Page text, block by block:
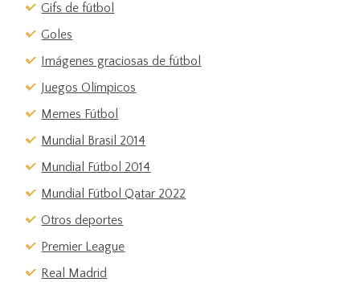
Gifs de fútbol
Goles
Imágenes graciosas de fútbol
Juegos Olímpicos
Memes Fútbol
Mundial Brasil 2014
Mundial Fútbol 2014
Mundial Fútbol Qatar 2022
Otros deportes
Premier League
Real Madrid